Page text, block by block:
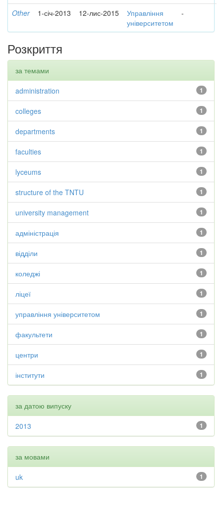
Other 1-січ-2013 12-лис-2015
Управління
університетом
-
Розкриття
за темами
1
administration
1
colleges
1
departments
1
faculties
1
lyceums
1
structure of the TNTU
1
university management
1
адміністрація
1
відділи
1
коледжі
1
ліцеї
1
управління університетом
1
факультети
1
центри
1
інститути
за датою випуску
1
2013
за мовами
1
uk